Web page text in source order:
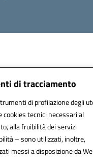
di tracciamento
di profilazione degli
tecnici necessari al
alla fruibilità dei servizi
– sono utilizzati, inoltre,
messi a disposizione da